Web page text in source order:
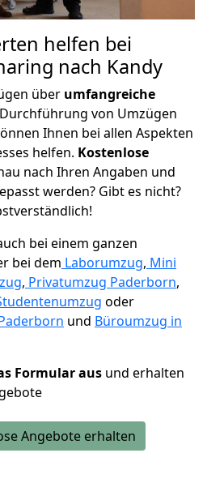
helfen bei
nach Kandy
über umfangreiche
von Umzügen
Ihnen bei allen Aspekten
helfen. Kostenlose
nach Ihren Angaben und
werden? Gibt es nicht?
bei einem ganzen
bei dem Laborumzug, Mini
, Privatumzug Paderborn,
oder
und Büroumzug in
Formular aus und erhalten
Angebote erhalten